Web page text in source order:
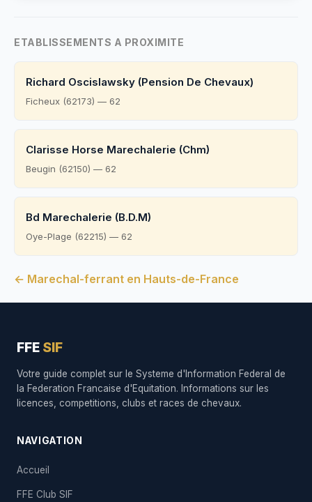
ETABLISSEMENTS A PROXIMITE
Richard Oscislawsky (Pension De Chevaux)
Ficheux (62173) — 62
Clarisse Horse Marechalerie (Chm)
Beugin (62150) — 62
Bd Marechalerie (B.D.M)
Oye-Plage (62215) — 62
← Marechal-ferrant en Hauts-de-France
FFE SIF
Votre guide complet sur le Systeme d'Information Federal de
la Federation Francaise d'Equitation. Informations sur les
licences, competitions, clubs et races de chevaux.
NAVIGATION
Accueil
FFE Club SIF